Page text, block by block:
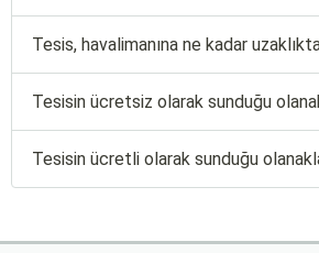
Tesis, havalimanına ne kadar
Tesisin ücretsiz olarak sunduğu
Tesisin ücretli olarak sunduğu